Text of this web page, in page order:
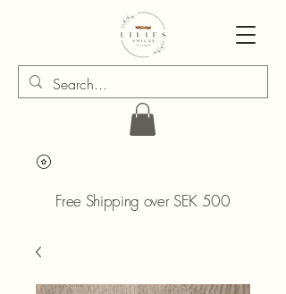
Free Shipping over SEK 500